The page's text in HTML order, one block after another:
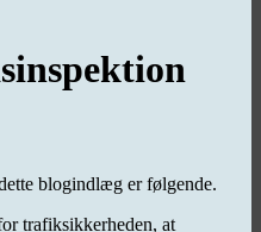
blogindlæg er følgende.
trafiksikkerheden, at